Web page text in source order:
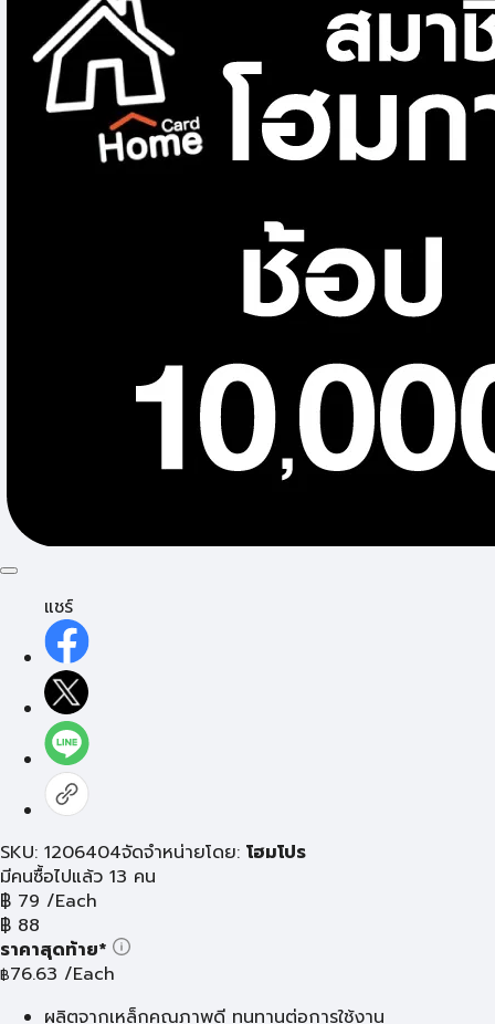
แชร์
SKU: 1206404จัดจำหน่ายโดย: โฮมโปร
มีคนซื้อไปแล้ว 13 คน
฿ 79 /Each
฿ 88
ราคาสุดท้าย*
฿76.63 /Each
ผลิตจากเหล็กคุณภาพดี ทนทานต่อการใช้งาน